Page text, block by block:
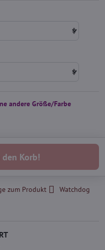
andere Größe/Farbe
den Korb!
zum Produkt
Watchdog